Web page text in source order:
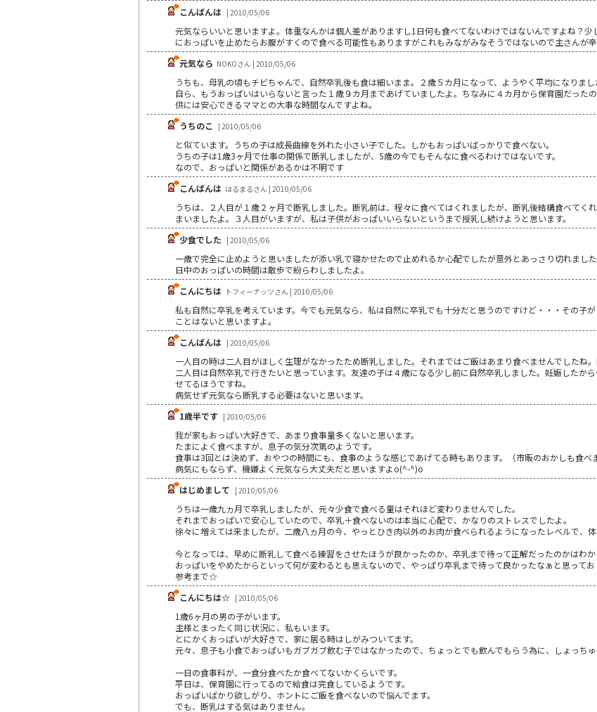
こんばんは | 2010/05/06
元気ならいいと思いますよ。体重なんかは個人差がありますし1日何も食べてないわけではないんですよね？
におっぱいを止めたらお腹がすくので食べる可能性もありますがこれもみながみなそうではないので主さんが
元気なら NOKOさん | 2010/05/06
うちも、母乳の頃もチビちゃんで、自然卒乳後も食は細いまま。２歳５カ月になって、ようやく平均になりまし
自ら、もうおっぱいはいらないと言った１歳９カ月まであげていましたよ。ちなみに４カ月から保育園だった
供には安心できるママとの大事な時間なんですよね。
うちのこ | 2010/05/06
と似ています。うちの子は成長曲線を外れた小さい子でした。しかもおっぱいばっかりで食べない。
うちの子は1歳3ヶ月で仕事の関係で断乳しましたが、5歳の今でもそんなに食べるわけではないです。
なので、おっぱいと関係があるかは不明です
こんばんは はるまるさん | 2010/05/06
うちは、２人目が１歳２ヶ月で断乳しました。断乳前は、程々に食べてはくれましたが、断乳後結構食べてく
まいましたよ。３人目がいますが、私は子供がおっぱいいらないというまで授乳し続けようと思います。
少食でした | 2010/05/06
一歳で完全に止めようと思いましたが添い乳で寝かせたので止めれるか心配でしたが意外とあっさり切れました
日中のおっぱいの時間は散歩で紛らわしましたよ。
こんにちは トフィーナッツさん | 2010/05/06
私も自然に卒乳を考えています。今でも元気なら、私は自然に卒乳でも十分だと思うのですけど・・・その子
ことはないと思いますよ。
こんばんは | 2010/05/06
一人目の時は二人目がほしく生理がなかったため断乳しました。それまではご飯はあまり食べませんでしたね
二人目は自然卒乳で行きたいと思っています。友達の子は４歳になる少し前に自然卒乳しました。妊娠した
せてるほうですね。
病気せず元気なら断乳する必要はないと思います。
1歳半です | 2010/05/06
我が家もおっぱい大好きで、あまり食事量多くないと思います。
たまによく食べますが、息子の気分次第のようです。
食事は3回とは決めず、おやつの時間にも、食事のような感じであげてる時もあります。（市販のおかしも食べ
病気にもならず、機嫌よく元気なら大丈夫だと思いますよo(^-^)o
はじめまして | 2010/05/06
うちは一歳九ヵ月で卒乳しましたが、元々少食で食べる量はそれほど変わりませんでした。
それまでおっぱいで安心していたので、卒乳＋食べないのは本当に心配で、かなりのストレスでしたよ。
徐々に増えては来ましたが、二歳八ヵ月の今、やっとひき肉以外のお肉が食べられるようになったレベルで、体
今となっては、早めに断乳して食べる練習をさせたほうが良かったのか、卒乳まで待って正解だったのかはわ
おっぱいをやめたからといって何が変わるとも思えないので、やっぱり卒乳まで待って良かったなぁと思って
参考まで☆
こんにちは☆ | 2010/05/06
1歳6ヶ月の男の子がいます。
主様とまったく同じ状況に、私もいます。
とにかくおっぱいが大好きで、家に居る時はしがみついてます。
元々、息子も小食でおっぱいもガブガブ飲む子ではなかったので、ちょっとでも飲んでもらう為に、しょっちゅ
一日の食事料が、一食分食べたか食べてないかくらいです。
平日は、保育園に行ってるので給食は完食しているようです。
おっぱいばかり欲しがり、ホントにご飯を食べないので悩んでます。
でも、断乳はする気はありません。